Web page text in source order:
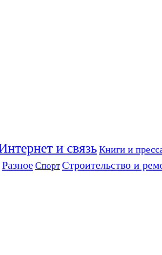
и связь Книги и
Разное Спорт Строительство и